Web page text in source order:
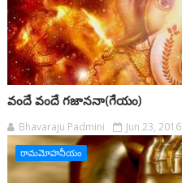
వందే వందే గజాననా(గేయం)
Bhavaraju Padmini Jun 23, 2016
రామమోహనీయం